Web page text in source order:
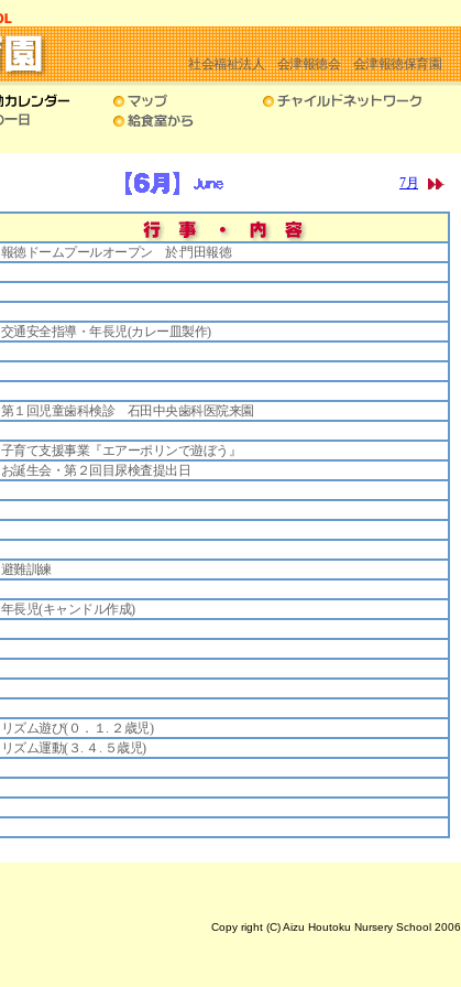
社会福祉法人 会津報徳会 会津報徳保育園
7月
Copy right (C) Aizu Houtoku Nursery School 2006
報徳ドームプールオープン 於:門田報徳
交通安全指導・年長児(カレー皿製作)
第１回児童歯科検診 石田中央歯科医院来園
子育て支援事業『エアーポリンで遊ぼう』
お誕生会・第２回目尿検査提出日
避難訓練
年長児(キャンドル作成)
リズム遊び(０．１. ２歳児)
リズム運動(３. ４. ５歳児)